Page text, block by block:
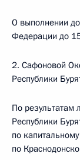
О выполнении
Федерации до
2. Сафоновой
Республики
По результатам
Республики
по
по